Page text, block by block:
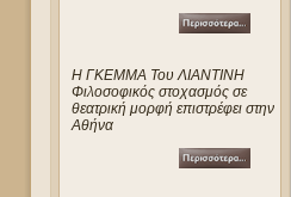
Η ΓΚΕΜΜΑ Του ΛΙΑΝΤΙΝΗ
Φιλοσοφικός στοχασμός σε
θεατρική μορφή επιστρέφει στην
Αθήνα